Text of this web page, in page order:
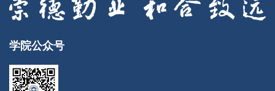
学院公众号